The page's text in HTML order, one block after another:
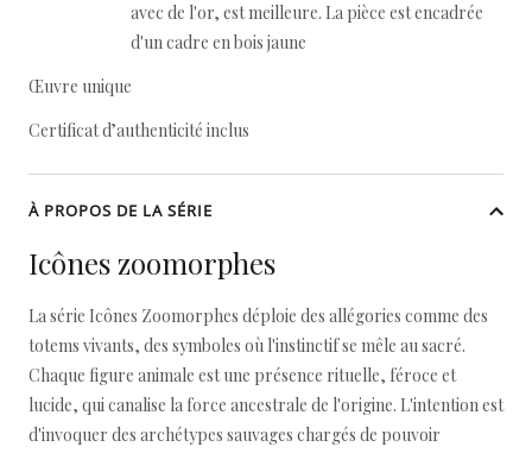
avec de l'or, est meilleure. La pièce est encadrée
d'un cadre en bois jaune
Œuvre unique
Certificat d’authenticité inclus
À PROPOS DE LA SÉRIE
Icônes zoomorphes
La série Icônes Zoomorphes déploie des allégories comme des
totems vivants, des symboles où l'instinctif se mêle au sacré.
Chaque figure animale est une présence rituelle, féroce et
lucide, qui canalise la force ancestrale de l'origine. L'intention est
d'invoquer des archétypes sauvages chargés de pouvoir